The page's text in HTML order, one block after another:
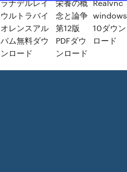
ラナデルレイ
ウルトラバイ
オレンスアル
バム無料ダウ
ンロード
栄養の概
念と論争
第12版
PDFダウ
ンロード
Realvnc
windows
10ダウン
ロード